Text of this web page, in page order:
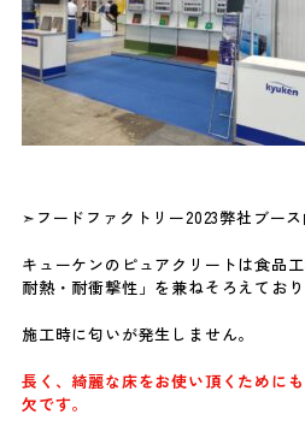
➣フードファクトリー2023弊社ブー
キューケンのピュアクリートは食品
耐熱・耐衝撃性」を兼ねそろえており
施工時に匂いが発生しません。
長く、綺麗な床をお使い頂くために
欠です。